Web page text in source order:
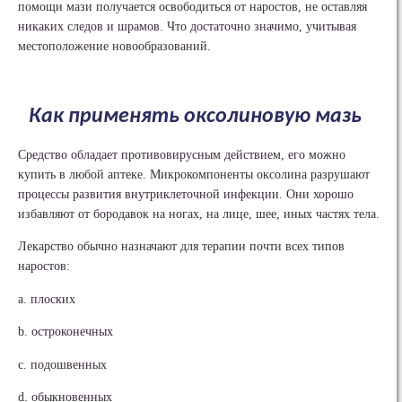
помощи мази получается освободиться от наростов, не оставляя
никаких следов и шрамов. Что достаточно значимо, учитывая
местоположение новообразований.
Как применять оксолиновую мазь
Средство обладает противовирусным действием, его можно
купить в любой аптеке. Микрокомпоненты оксолина разрушают
процессы развития внутриклеточной инфекции. Они хорошо
избавляют от бородавок на ногах, на лице, шее, иных частях тела.
Лекарство обычно назначают для терапии почти всех типов
наростов:
a. плоских
b. остроконечных
c. подошвенных
d. обыкновенных